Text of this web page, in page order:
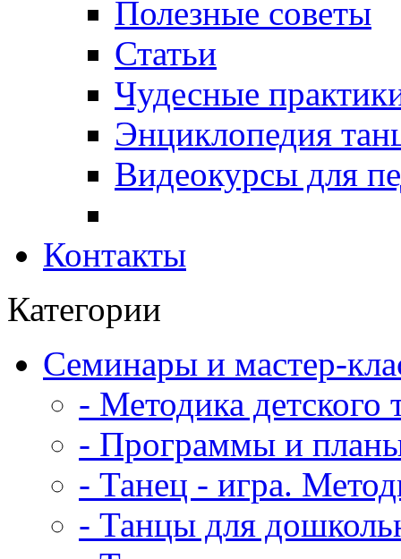
Полезные советы
Статьи
Чудесные
Энциклопедия
Видеокурсы для
Контакты
Категории
Семинары и мастер-
- Методика детского
- Программы и
- Танец - игра.
- Танцы для